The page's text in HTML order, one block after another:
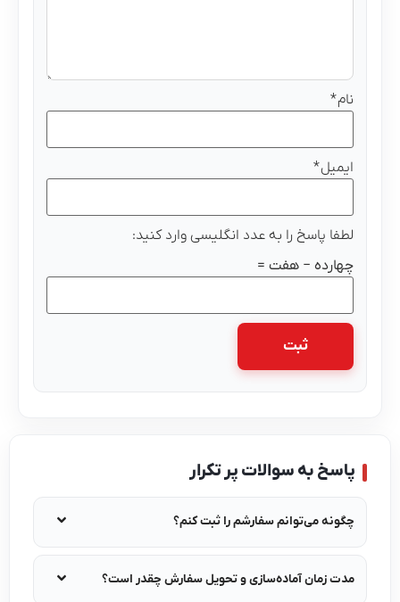
نام*
ایمیل*
لطفا پاسخ را به عدد انگلیسی وارد کنید:
چهارده − هفت =
پاسخ به سوالات پر تکرار
چگونه می‌توانم سفارشم را ثبت کنم؟
مدت زمان آماده‌سازی و تحویل سفارش چقدر است؟